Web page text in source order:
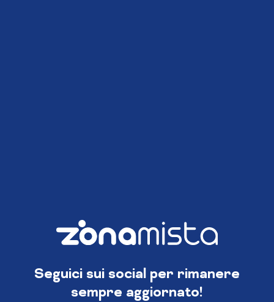
Seguici sui social per rimanere
sempre aggiornato!